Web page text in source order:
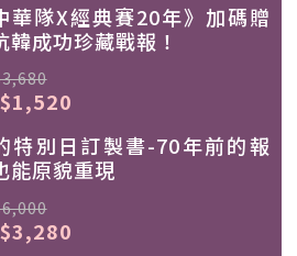
華隊X經典賽20年》加碼贈
韓成功珍藏戰報！
特別日訂製書-70年前的報
能原貌重現